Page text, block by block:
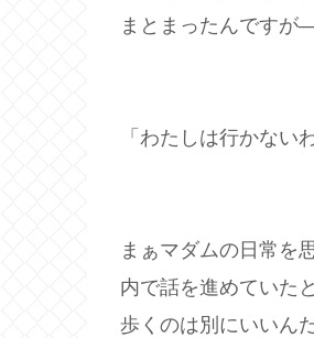
まとまったんですが
「わたしは行かない
まぁマダムの日常を
内で話を進めていた
歩くのは別にいいん